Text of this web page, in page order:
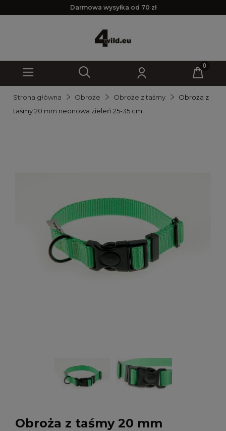
Darmowa wysyłka od 70 zł
Strona główna Obroże Obroże z taśmy
Obroża z
taśmy 20 mm neonowa zieleń 25-35 cm
Obroża z taśmy 20 mm